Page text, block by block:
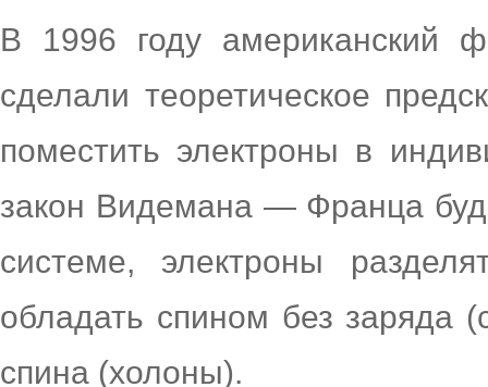
В 1996 году
сделали теоретическое
поместить электроны в
закон Видемана — Франца
системе, электроны
обладать спином без заряда
спина (холоны).